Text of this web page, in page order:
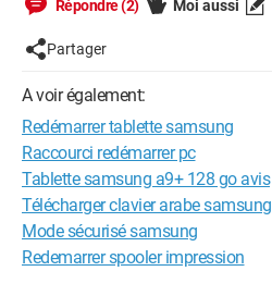
Répondre (2) Moi aussi
Partager
A voir également:
Redémarrer tablette samsung
Raccourci redémarrer pc
Tablette samsung a9+ 128 go avis
Télécharger clavier arabe samsung
Mode sécurisé samsung
Redemarrer spooler impression